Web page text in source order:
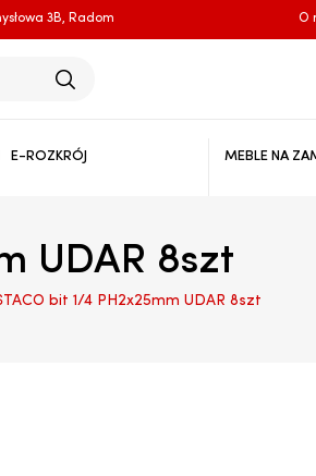
3B, Radom O
E-ROZKRÓJ MEBLE NA
UDAR 8szt
bit 1/4 PH2x25mm UDAR 8szt